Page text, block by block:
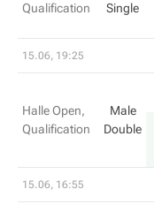
Qualification
Single
15.06, 19:25
Halle Open,
Qualification
Male
Double
15.06, 16:55